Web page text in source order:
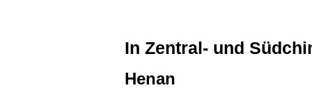
In Zentral- und
Henan